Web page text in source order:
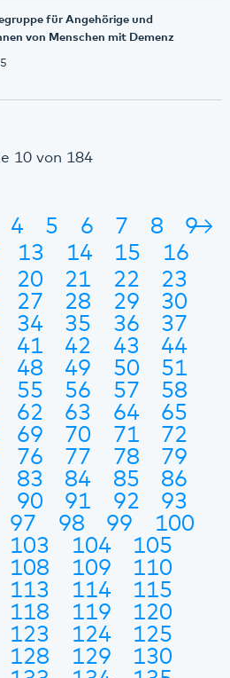
für Angehörige und
von Menschen mit Demenz
10 von 184
4 5 6 7 8
9
13 14 15
16
20 21 22
23
27 28 29
30
34 35 36
37
41 42 43
44
48 49 50
51
55 56 57
58
62 63 64
65
69 70 71
72
76 77 78
79
83 84 85
86
90 91 92
93
97 98 99
100
103 104
105
108 109
110
113 114
115
118 119
120
123 124
125
128 129
130
→